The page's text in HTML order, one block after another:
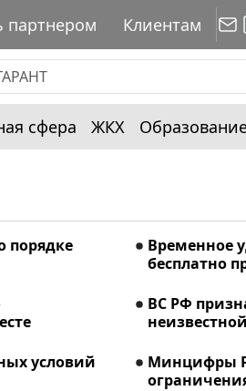
партнером Клиентам
сфера ЖКХ
порядке
Временное
бесплатно
ВС РФ
условий
Минцифры